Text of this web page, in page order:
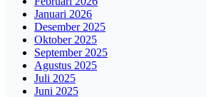
Januari 2026
Desember 2025
Oktober 2025
September 2025
Agustus 2025
Juli 2025
Juni 2025